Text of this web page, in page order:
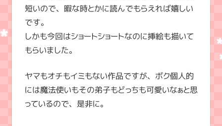
短いので、暇な時とかに読んでもらえれば嬉しい
です。
しかも今回はショートショートなのに挿絵も描いて
もらいました。
ヤマもオチもイミもない作品ですが、ボク個人的
には魔法使いもその弟子もどっちも可愛いなぁと思
っているので、是非に。